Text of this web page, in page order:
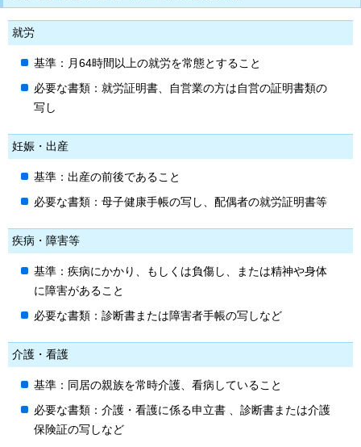
就労
基準：月64時間以上の就労を常態とすること
必要な書類：就労証明書、自営業の方は自営の証明書類の
写し
妊娠・出産
基準：出産の前後であること
必要な書類：母子健康手帳の写し、配偶者の就労証明書等
疾病・障害等
基準：疾病にかかり、もしくは負傷し、または精神や身体
に障害があること
必要な書類：診断書または障害者手帳の写しなど
介護・看護
基準：同居の親族を常時介護、看病していること
必要な書類：介護・看護に係る申立書 、診断書または介護
保険証の写しなど